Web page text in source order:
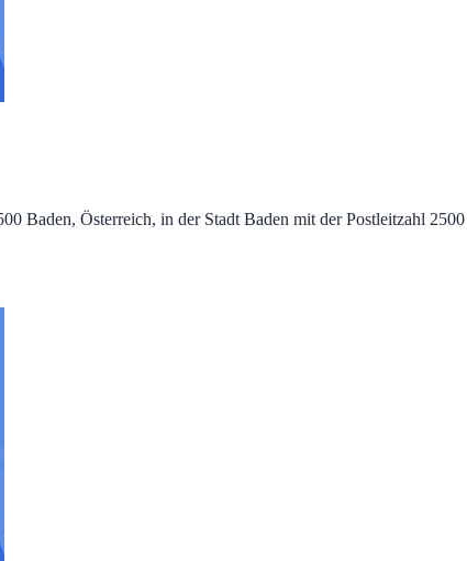
Baden, Österreich, in der Stadt Baden mit der Postleitzahl